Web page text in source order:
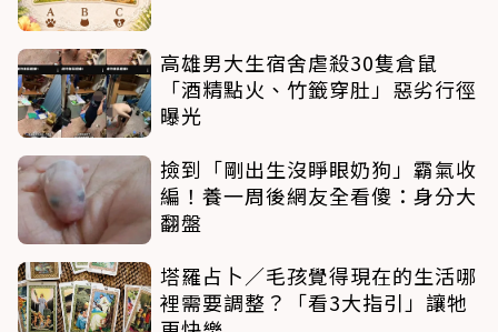
高雄男大生宿舍虐殺30隻倉鼠
「酒精點火、竹籤穿肚」惡劣行徑
曝光
撿到「剛出生沒睜眼奶狗」霸氣收
編！養一周後網友全看傻：身分大
翻盤
塔羅占卜／毛孩覺得現在的生活哪
裡需要調整？「看3大指引」讓牠